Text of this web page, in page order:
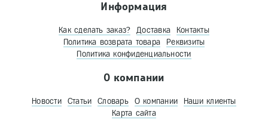
Информация
Как сделать заказ? Доставка
Контакты
Политика возврата товара
Реквизиты
Политика конфиденциальности
О компании
Новости Статьи Словарь О компании
Наши клиенты
Карта сайта